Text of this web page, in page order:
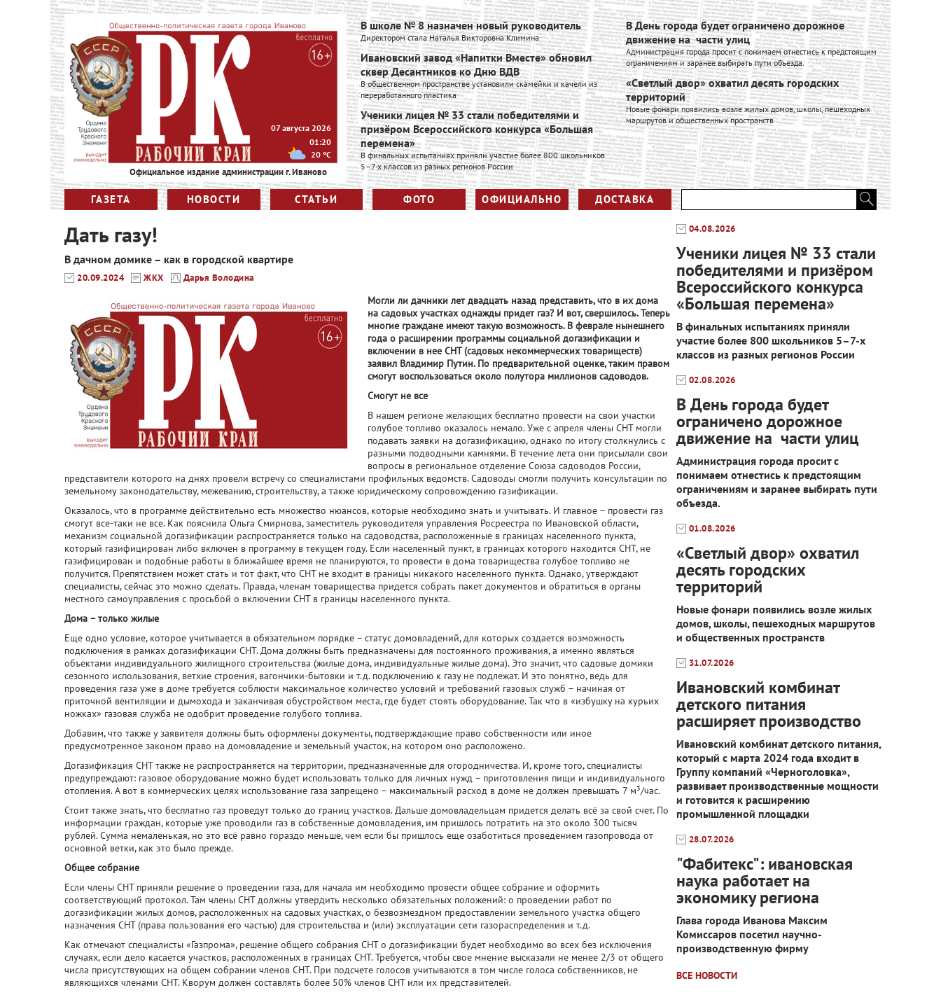
Официальное издание администрации г. Иваново
07 августа 2026
01:20
20°C
В школе № 8 назначен новый руководитель
Директором стала Наталья Викторовна Климина
Ивановский завод «Напитки Вместе» обновил
сквер Десантников ко Дню ВДВ
В общественном пространстве установили скамейки и качели из
переработанного пластика
Ученики лицея № 33 стали победителями и
призёром Всероссийского конкурса «Большая
перемена»
В финальных испытаниях приняли участие более 800 школьников
5–7-х классов из разных регионов России
В День города будет ограничено дорожное
движение на части улиц
Администрация города просит с понимаем отнестись к предстоящим
ограничениям и заранее выбирать пути объезда.
«Светлый двор» охватил десять городских
территорий
Новые фонари появились возле жилых домов, школы, пешеходных
маршрутов и общественных пространств
ГАЗЕТА НОВОСТИ СТАТЬИ ФОТО ОФИЦИАЛЬНО ДОСТАВКА
Дать газу!
В дачном домике – как в городской квартире
20.09.2024 ЖКХ Дарья Володина
Могли ли дачники лет двадцать назад представить, что в их дома
на садовых участках однажды придет газ? И вот, свершилось. Теперь
многие граждане имеют такую возможность. В феврале нынешнего
года о расширении программы социальной догазификации и
включении в нее СНТ (садовых некоммерческих товариществ)
заявил Владимир Путин. По предварительной оценке, таким правом
смогут воспользоваться около полутора миллионов садоводов.
Смогут не все
В нашем регионе желающих бесплатно провести на свои участки
голубое топливо оказалось немало. Уже с апреля члены СНТ могли
подавать заявки на догазификацию, однако по итогу столкнулись с
разными подводными камнями. В течение лета они присылали свои
вопросы в региональное отделение Союза садоводов России,
представители которого на днях провели встречу со специалистами профильных ведомств. Садоводы смогли получить консультации по
земельному законодательству, межеванию, строительству, а также юридическому сопровождению газификации.
Оказалось, что в программе действительно есть множество нюансов, которые необходимо знать и учитывать. И главное – провести газ
смогут все-таки не все. Как пояснила Ольга Смирнова, заместитель руководителя управления Росреестра по Ивановской области,
механизм социальной догазификации распространяется только на садоводства, расположенные в границах населенного пункта,
который газифицирован либо включен в программу в текущем году. Если населенный пункт, в границах которого находится СНТ, не
газифицирован и подобные работы в ближайшее время не планируются, то провести в дома товарищества голубое топливо не
получится. Препятствием может стать и тот факт, что СНТ не входит в границы никакого населенного пункта. Однако, утверждают
специалисты, сейчас это можно сделать. Правда, членам товарищества придется собрать пакет документов и обратиться в органы
местного самоуправления с просьбой о включении СНТ в границы населенного пункта.
Дома – только жилые
Еще одно условие, которое учитывается в обязательном порядке – статус домовладений, для которых создается возможность
подключения в рамках догазификации СНТ. Дома должны быть предназначены для постоянного проживания, а именно являться
объектами индивидуального жилищного строительства (жилые дома, индивидуальные жилые дома). Это значит, что садовые домики
сезонного использования, ветхие строения, вагончики-бытовки и т.д. подключению к газу не подлежат. И это понятно, ведь для
проведения газа уже в доме требуется соблюсти максимальное количество условий и требований газовых служб – начиная от
приточной вентиляции и дымохода и заканчивая обустройством места, где будет стоять оборудование. Так что в «избушку на курьих
ножках» газовая служба не одобрит проведение голубого топлива.
Добавим, что также у заявителя должны быть оформлены документы, подтверждающие право собственности или иное
предусмотренное законом право на домовладение и земельный участок, на котором оно расположено.
Догазификация СНТ также не распространяется на территории, предназначенные для огородничества. И, кроме того, специалисты
предупреждают: газовое оборудование можно будет использовать только для личных нужд – приготовления пищи и индивидуального
отопления. А вот в коммерческих целях использование газа запрещено – максимальный расход в доме не должен превышать 7 м³/час.
Стоит также знать, что бесплатно газ проведут только до границ участков. Дальше домовладельцам придется делать всё за свой счет. По
информации граждан, которые уже проводили газ в собственные домовладения, им пришлось потратить на это около 300 тысяч
рублей. Сумма немаленькая, но это всё равно гораздо меньше, чем если бы пришлось еще озаботиться проведением газопровода от
основной ветки, как это было прежде.
Общее собрание
Если члены СНТ приняли решение о проведении газа, для начала им необходимо провести общее собрание и оформить
соответствующий протокол. Там члены СНТ должны утвердить несколько обязательных положений: о проведении работ по
догазификации жилых домов, расположенных на садовых участках, о безвозмездном предоставлении земельного участка общего
назначения СНТ (права пользования его частью) для строительства и (или) эксплуатации сети газораспределения и т.д.
Как отмечают специалисты «Газпрома», решение общего собрания СНТ о догазификации будет необходимо во всех без исключения
случаях, если дело касается участков, расположенных в границах СНТ. Требуется, чтобы свое мнение высказали не менее 2/3 от общего
числа присутствующих на общем собрании членов СНТ. При подсчете голосов учитываются в том числе голоса собственников, не
являющихся членами СНТ. Кворум должен составлять более 50% членов СНТ или их представителей.
04.08.2026
Ученики лицея № 33 стали
победителями и призёром
Всероссийского конкурса
«Большая перемена»
В финальных испытаниях приняли
участие более 800 школьников 5–7-х
классов из разных регионов России
02.08.2026
В День города будет
ограничено дорожное
движение на части улиц
Администрация города просит с
понимаем отнестись к предстоящим
ограничениям и заранее выбирать пути
объезда.
01.08.2026
«Светлый двор» охватил
десять городских
территорий
Новые фонари появились возле жилых
домов, школы, пешеходных маршрутов
и общественных пространств
31.07.2026
Ивановский комбинат
детского питания
расширяет производство
Ивановский комбинат детского питания,
который с марта 2024 года входит в
Группу компаний «Черноголовка»,
развивает производственные мощности
и готовится к расширению
промышленной площадки
28.07.2026
"Фабитекс": ивановская
наука работает на
экономику региона
Глава города Иванова Максим
Комиссаров посетил научно-
производственную фирму
ВСЕ НОВОСТИ